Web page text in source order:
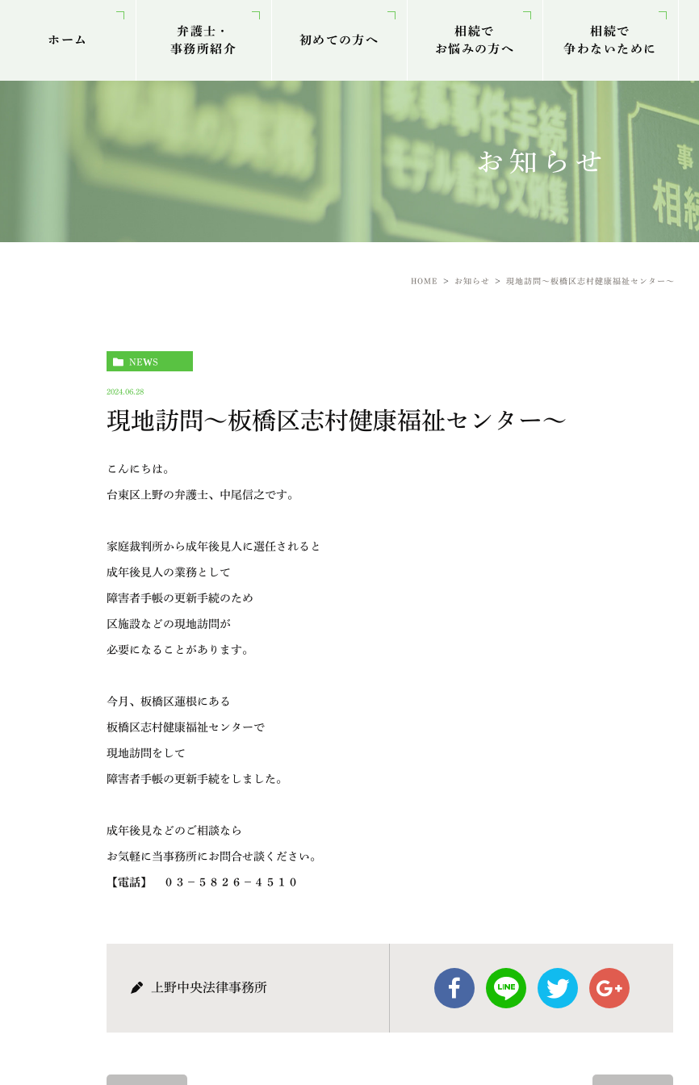
ホーム
弁護士・
事務所紹介
初めての方へ
相続で
お悩みの方へ
相続で
争わないために
お知らせ
HOME お知らせ 現地訪問～板橋区志村健康福祉センター～
NEWS
2024.06.28
現地訪問～板橋区志村健康福祉センター～
こんにちは。
台東区上野の弁護士、中尾信之です。
家庭裁判所から成年後見人に選任されると
成年後見人の業務として
障害者手帳の更新手続のため
区施設などの現地訪問が
必要になることがあります。
今月、板橋区蓮根にある
板橋区志村健康福祉センターで
現地訪問をして
障害者手帳の更新手続をしました。
成年後見などのご相談なら
お気軽に当事務所にお問合せ談ください。
【電話】 ０３－５８２６－４５１０
上野中央法律事務所